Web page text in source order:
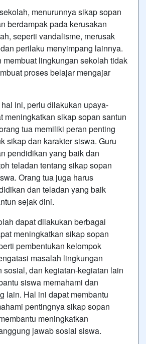
menurunnya sikap sopan
berdampak pada kerusakan
seperti vandalisme, merusak
perilaku menyimpang lainnya.
membuat lingkungan sekolah tidak
proses belajar mengajar
ini, perlu dilakukan upaya-
meningkatkan sikap sopan santun
tua memiliki peran penting
sikap dan karakter siswa. Guru
pendidikan yang baik dan
teladan tentang sikap sopan
Orang tua juga harus
dan teladan yang baik
sejak dini.
dapat dilakukan berbagai
meningkatkan sikap sopan
pembentukan kelompok
masalah lingkungan
sosial, dan kegiatan-kegiatan lain
siswa memahami dan
lain. Hal ini dapat membantu
pentingnya sikap sopan
meningkatkan
jawab sosial siswa.